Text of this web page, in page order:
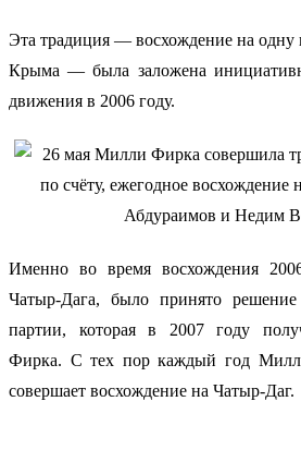
Эта традиция — восхождение на одну
Крыма — была заложена
движения в 2006 году.
Именно во время восхождения
Чатыр-Дага, было принято
партии, которая в 2007 году
Фирка. С тех пор каждый год
совершает восхождение на Чатыр-Даг.